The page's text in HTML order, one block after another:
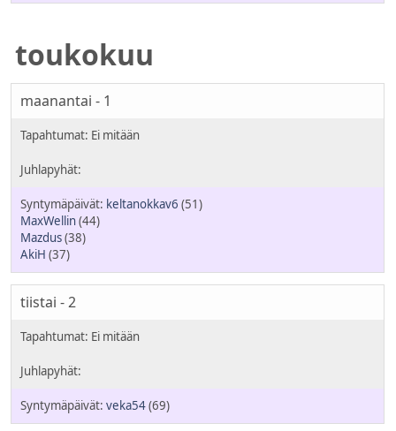
toukokuu
maanantai - 1
keltanokkav6 (51)
MaxWellin(44)
Mazdus(38)
AkiH (37)
tiistai - 2
veka54(69)